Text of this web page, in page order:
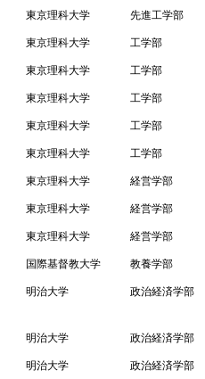
東京理科大学 先進工学部
東京理科大学 工学部
東京理科大学 工学部
東京理科大学 工学部
東京理科大学 工学部
東京理科大学 工学部
東京理科大学 経営学部
東京理科大学 経営学部
東京理科大学 経営学部
国際基督教大学 教養学部
明治大学 政治経済学部
明治大学 政治経済学部
明治大学 政治経済学部